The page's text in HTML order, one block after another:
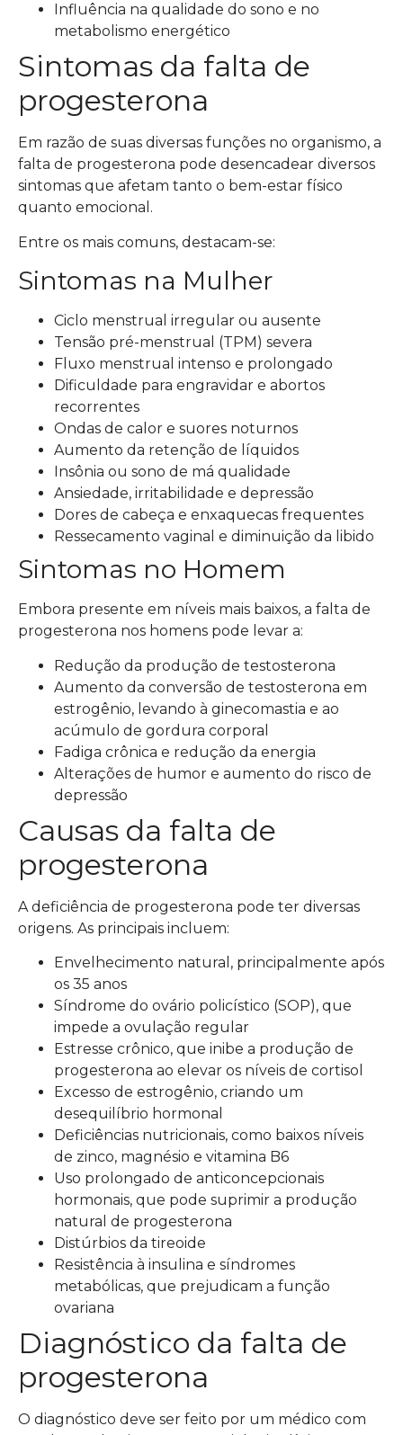
Influência na qualidade do sono e no
metabolismo energético
Sintomas da falta de
progesterona
Em razão de suas diversas funções no organismo, a
falta de progesterona pode desencadear diversos
sintomas que afetam tanto o bem-estar físico
quanto emocional.
Entre os mais comuns, destacam-se:
Sintomas na Mulher
Ciclo menstrual irregular ou ausente
Tensão pré-menstrual (TPM) severa
Fluxo menstrual intenso e prolongado
Dificuldade para engravidar e abortos
recorrentes
Ondas de calor e suores noturnos
Aumento da retenção de líquidos
Insônia ou sono de má qualidade
Ansiedade, irritabilidade e depressão
Dores de cabeça e enxaquecas frequentes
Ressecamento vaginal e diminuição da libido
Sintomas no Homem
Embora presente em níveis mais baixos, a falta de
progesterona nos homens pode levar a:
Redução da produção de testosterona
Aumento da conversão de testosterona em
estrogênio, levando à ginecomastia e ao
acúmulo de gordura corporal
Fadiga crônica e redução da energia
Alterações de humor e aumento do risco de
depressão
Causas da falta de
progesterona
A deficiência de progesterona pode ter diversas
origens. As principais incluem:
Envelhecimento natural, principalmente após
os 35 anos
Síndrome do ovário policístico (SOP), que
impede a ovulação regular
Estresse crônico, que inibe a produção de
progesterona ao elevar os níveis de cortisol
Excesso de estrogênio, criando um
desequilíbrio hormonal
Deficiências nutricionais, como baixos níveis
de zinco, magnésio e vitamina B6
Uso prolongado de anticoncepcionais
hormonais, que pode suprimir a produção
natural de progesterona
Distúrbios da tireoide
Resistência à insulina e síndromes
metabólicas, que prejudicam a função
ovariana
Diagnóstico da falta de
progesterona
O diagnóstico deve ser feito por um médico com